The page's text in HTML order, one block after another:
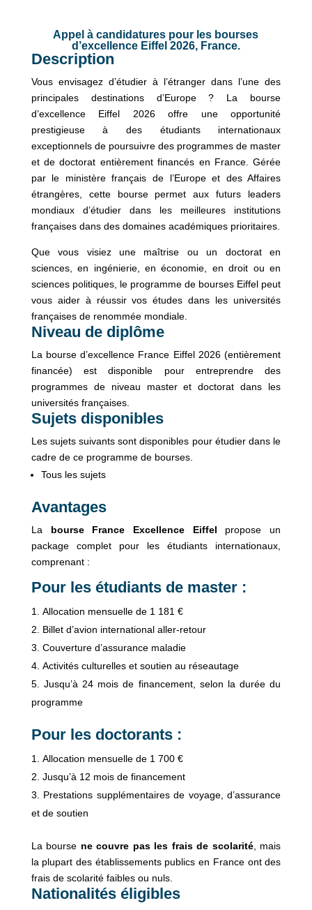
Appel à candidatures pour les bourses
d’excellence Eiffel 2026, France.
Description
Vous envisagez d’étudier à l’étranger dans l’une des
principales destinations d’Europe ? La bourse
d’excellence Eiffel 2026 offre une opportunité
prestigieuse à des étudiants internationaux
exceptionnels de poursuivre des programmes de master
et de doctorat entièrement financés en France. Gérée
par le ministère français de l’Europe et des Affaires
étrangères, cette bourse permet aux futurs leaders
mondiaux d’étudier dans les meilleures institutions
françaises dans des domaines académiques prioritaires.
Que vous visiez une maîtrise ou un doctorat en
sciences, en ingénierie, en économie, en droit ou en
sciences politiques, le programme de bourses Eiffel peut
vous aider à réussir vos études dans les universités
françaises de renommée mondiale.
Niveau de diplôme
La bourse d’excellence France Eiffel 2026 (entièrement
financée) est disponible pour entreprendre des
programmes de niveau master et doctorat dans les
universités françaises.
Sujets disponibles
Les sujets suivants sont disponibles pour étudier dans le
cadre de ce programme de bourses.
Tous les sujets
Avantages
La bourse France Excellence Eiffel propose un
package complet pour les étudiants internationaux,
comprenant :
Pour les étudiants de master :
Allocation mensuelle de 1 181 €
Billet d’avion international aller-retour
Couverture d’assurance maladie
Activités culturelles et soutien au réseautage
Jusqu’à 24 mois de financement, selon la durée du
programme
Pour les doctorants :
Allocation mensuelle de 1 700 €
Jusqu’à 12 mois de financement
Prestations supplémentaires de voyage, d’assurance
et de soutien
La bourse ne couvre pas les frais de scolarité, mais
la plupart des établissements publics en France ont des
frais de scolarité faibles ou nuls.
Nationalités éligibles